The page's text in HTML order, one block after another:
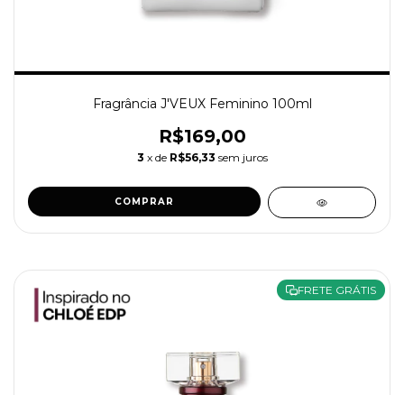
Fragrância J'VEUX Feminino 100ml
R$169,00
3 x de R$56,33 sem juros
COMPRAR
FRETE GRÁTIS